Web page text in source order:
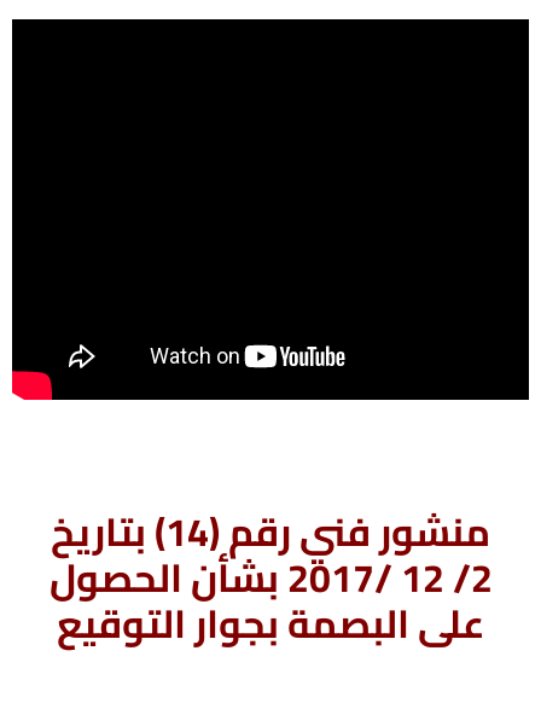
منشور فني رقم (14) بتاريخ
2/ 12 /2017 بشأن الحصول
على البصمة بجوار التوقيع